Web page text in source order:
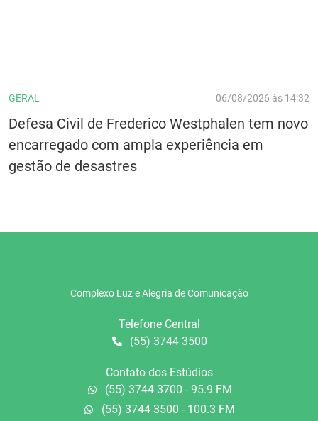
GERAL 06/08/2026 às 14:32
Defesa Civil de Frederico Westphalen tem novo
encarregado com ampla experiência em
gestão de desastres
Complexo Luz e Alegria de Comunicação
Telefone Central
(55) 3744 3500
Contato dos Estúdios
(55) 3744 3700 - 95.9 FM
(55) 3744 3500 - 100.3 FM